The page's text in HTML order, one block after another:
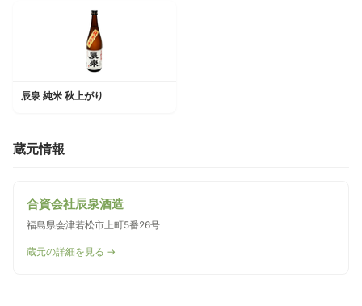
辰泉 純米 秋上がり
蔵元情報
合資会社辰泉酒造
福島県会津若松市上町5番26号
蔵元の詳細を見る →